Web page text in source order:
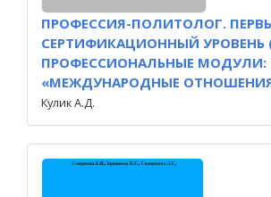
ПРОФЕССИЯ-ПОЛИТОЛОГ.
СЕРТИФИКАЦИОННЫЙ УРОВЕНЬ
ПРОФЕССИОНАЛЬНЫЕ МОДУЛИ:
«МЕЖДУНАРОДНЫЕ
Кулик А.Д.